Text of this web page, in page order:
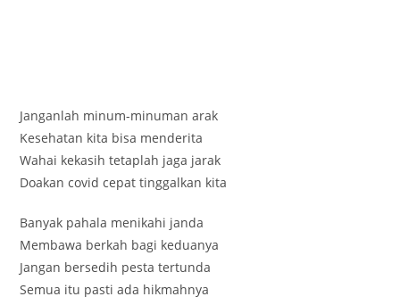
Janganlah minum-minuman arak
Kesehatan kita bisa menderita
Wahai kekasih tetaplah jaga jarak
Doakan covid cepat tinggalkan kita
Banyak pahala menikahi janda
Membawa berkah bagi keduanya
Jangan bersedih pesta tertunda
Semua itu pasti ada hikmahnya